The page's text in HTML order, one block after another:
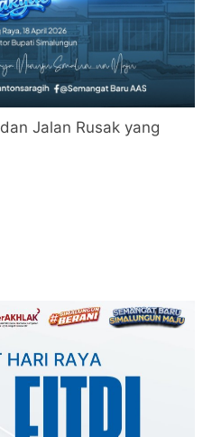
Jalan Rusak yang